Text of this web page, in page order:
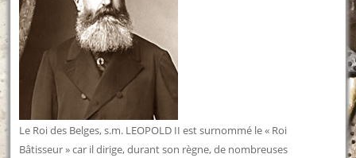
Le Roi des Belges, s.m. LEOPOLD II est surnommé le « Roi
Bâtisseur » car il dirige, durant son règne, de nombreuses